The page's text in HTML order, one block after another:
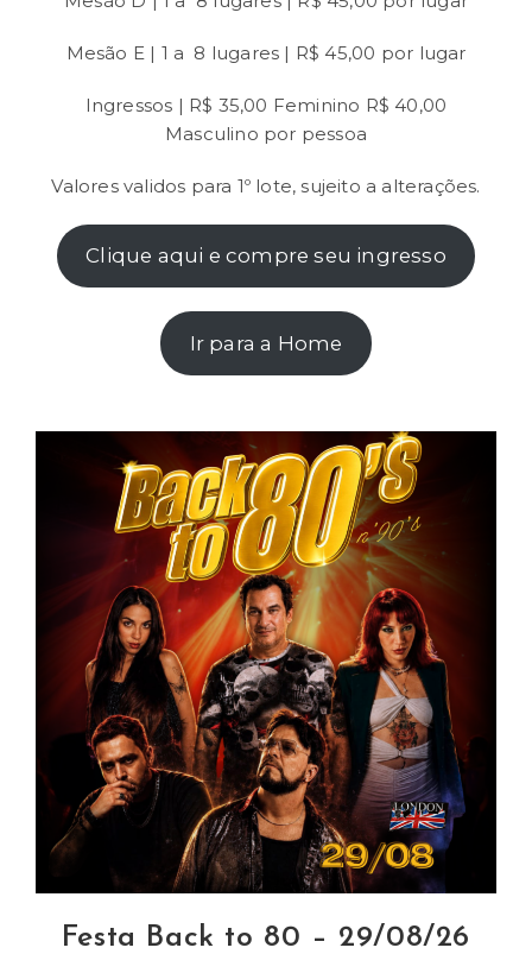
Mesão E | 1 a 8 lugares | R$ 45,00 por lugar
Ingressos | R$ 35,00 Feminino R$ 40,00
Masculino por pessoa
Valores validos para 1º lote, sujeito a alterações.
Clique aqui e compre seu ingresso
Ir para a Home
Festa Back to 80 – 29/08/26